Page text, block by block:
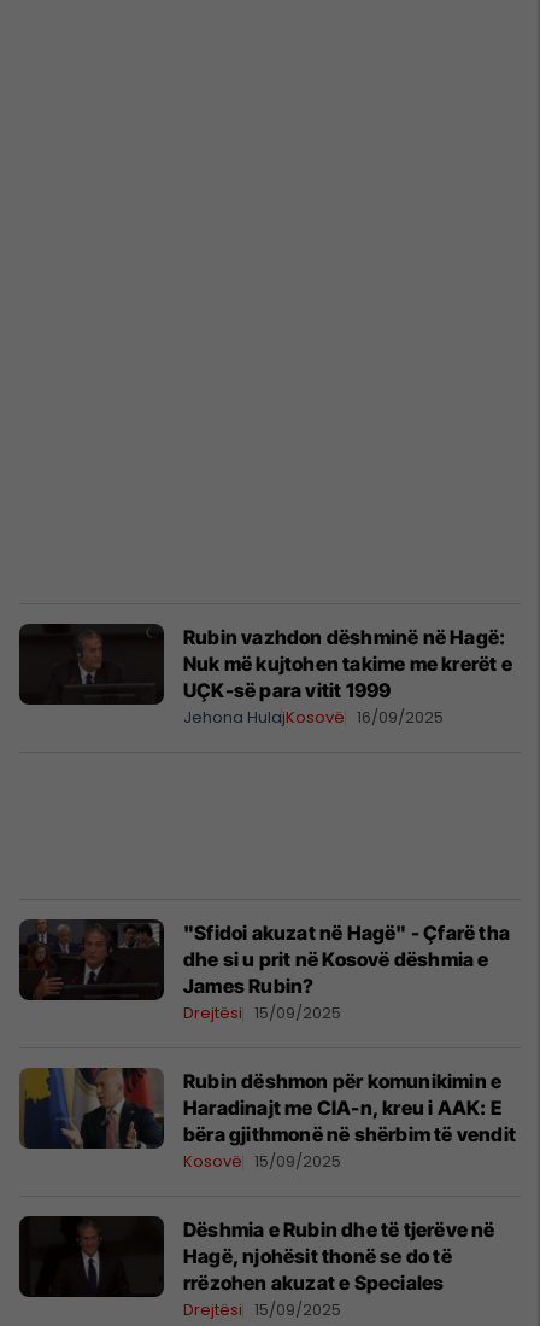
Rubin vazhdon dëshminë në Hagë:
Nuk më kujtohen takime me krerët e
UÇK-së para vitit 1999
Jehona HulajKosovë 16/09/2025
"Sfidoi akuzat në Hagë" - Çfarë tha
dhe si u prit në Kosovë dëshmia e
James Rubin?
Drejtësi 15/09/2025
Rubin dëshmon për komunikimin e
Haradinajt me CIA-n, kreu i AAK: E
bëra gjithmonë në shërbim të vendit
Kosovë 15/09/2025
Dëshmia e Rubin dhe të tjerëve në
Hagë, njohësit thonë se do të
rrëzohen akuzat e Speciales
Drejtësi 15/09/2025